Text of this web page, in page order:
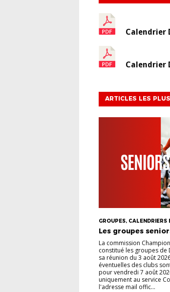
Calendrier
Calendrier
ARTICLES LES
GROUPES,
Les groupes
La commission
constitué les groupes de
sa réunion du 3 août
éventuelles des clubs
pour vendredi 7 août
uniquement au service
l'adresse mail offic...